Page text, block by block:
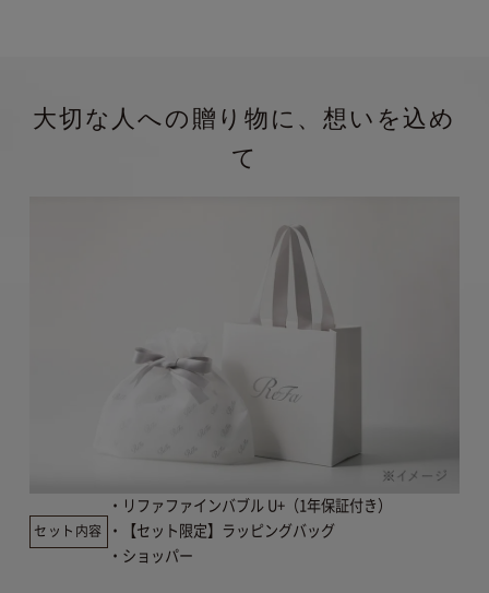
大切な人への贈り物に、想いを込め
て
セット内容
・リファファインバブル U+（1年保証付き）
・【セット限定】ラッピングバッグ
・ショッパー
合に限ります。また製品の機能および使用の
際に、影響のない、外観上のキズ、汚れ、液
当社の判断により、無償修理に代えて、代替
品を提供する場合があります。
により、本サービスは終了します。
書により設定された保証期間は延長されませ
詳しくは「 きちんと保証サービス規定